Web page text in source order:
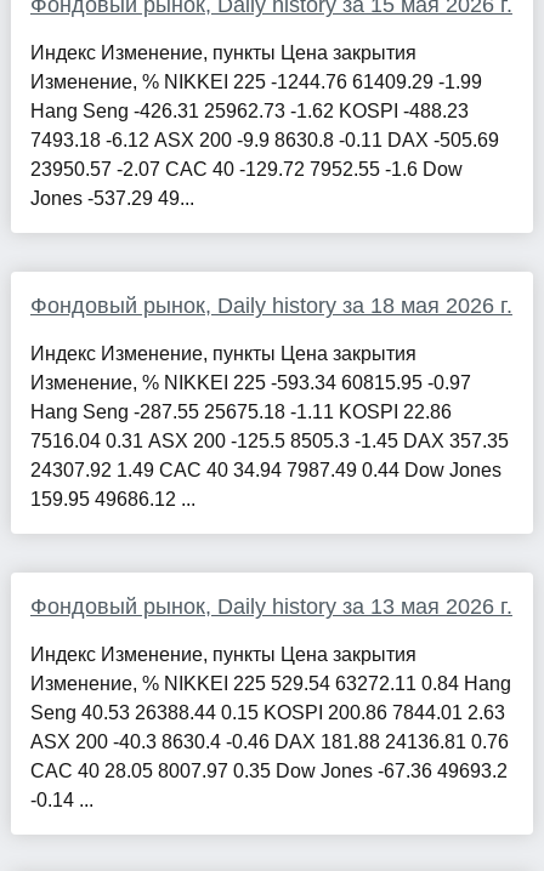
Фондовый рынок, Daily history за 15 мая 2026 г.
Индекс Изменение, пункты Цена закрытия
Изменение, % NIKKEI 225 -1244.76 61409.29 -1.99
Hang Seng -426.31 25962.73 -1.62 KOSPI -488.23
7493.18 -6.12 ASX 200 -9.9 8630.8 -0.11 DAX -505.69
23950.57 -2.07 CAC 40 -129.72 7952.55 -1.6 Dow
Jones -537.29 49...
Фондовый рынок, Daily history за 18 мая 2026 г.
Индекс Изменение, пункты Цена закрытия
Изменение, % NIKKEI 225 -593.34 60815.95 -0.97
Hang Seng -287.55 25675.18 -1.11 KOSPI 22.86
7516.04 0.31 ASX 200 -125.5 8505.3 -1.45 DAX 357.35
24307.92 1.49 CAC 40 34.94 7987.49 0.44 Dow Jones
159.95 49686.12 ...
Фондовый рынок, Daily history за 13 мая 2026 г.
Индекс Изменение, пункты Цена закрытия
Изменение, % NIKKEI 225 529.54 63272.11 0.84 Hang
Seng 40.53 26388.44 0.15 KOSPI 200.86 7844.01 2.63
ASX 200 -40.3 8630.4 -0.46 DAX 181.88 24136.81 0.76
CAC 40 28.05 8007.97 0.35 Dow Jones -67.36 49693.2
-0.14 ...